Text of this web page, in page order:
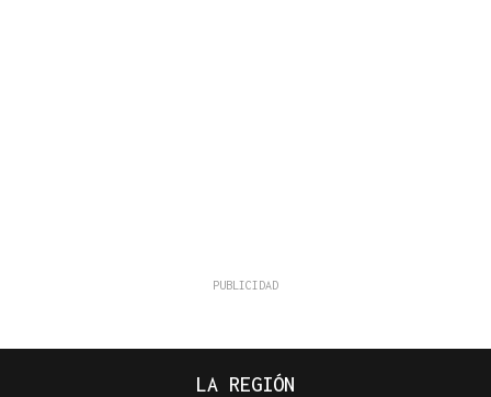
LA REGIÓN